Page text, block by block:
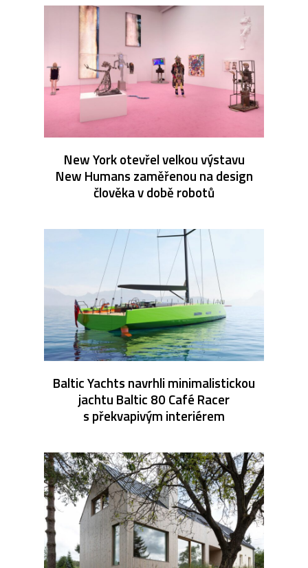
New York otevřel velkou výstavu
New Humans zaměřenou na design
člověka v době robotů
Baltic Yachts navrhli minimalistickou
jachtu Baltic 80 Café Racer
s překvapivým interiérem